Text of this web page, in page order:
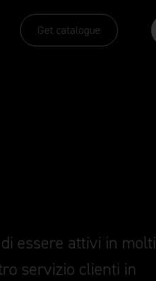
Get catalogue
essere attivi in molti
servizio clienti in